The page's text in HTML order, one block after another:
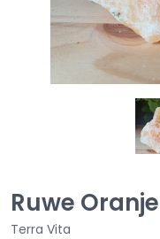
Ruwe
Terra Vita